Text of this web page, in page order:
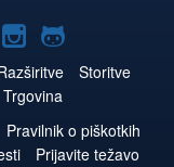
Joomla!
na
Instagram
Joomla!
na
GitHub
Storitve
Trgovina
Pravilnik o piškotkih
Prijavite težavo